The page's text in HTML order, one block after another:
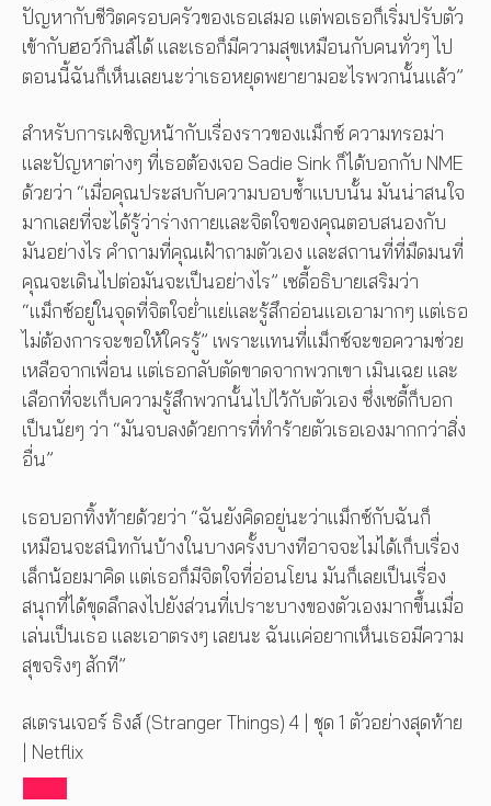
ปัญหากับชีวิตครอบครัวของเธอเสมอ แต่พอเธอก็เริ่มปรับตัว
เข้ากับฮอว์กินส์ได้ และเธอก็มีความสุขเหมือนกับคนทั่วๆ ไป
ตอนนี้ฉันก็เห็นเลยนะว่าเธอหยุดพยายามอะไรพวกนั้นแล้ว”
สำหรับการเผชิญหน้ากับเรื่องราวของแม็กซ์ ความทรอม่า
และปัญหาต่างๆ ที่เธอต้องเจอ Sadie Sink ก็ได้บอกกับ NME
ด้วยว่า “เมื่อคุณประสบกับความบอบช้ำแบบนั้น มันน่าสนใจ
มากเลยที่จะได้รู้ว่าร่างกายและจิตใจของคุณตอบสนองกับ
มันอย่างไร คำถามที่คุณเฝ้าถามตัวเอง และสถานที่ที่มืดมนที่
คุณจะเดินไปต่อมันจะเป็นอย่างไร” เซดี้อธิบายเสริมว่า
“แม็กซ์อยู่ในจุดที่จิตใจย่ำแย่และรู้สึกอ่อนแอเอามากๆ แต่เธอ
ไม่ต้องการจะขอให้ใครรู้” เพราะแทนที่แม็กซ์จะขอความช่วย
เหลือจากเพื่อน แต่เธอกลับตัดขาดจากพวกเขา เมินเฉย และ
เลือกที่จะเก็บความรู้สึกพวกนั้นไปไว้กับตัวเอง ซึ่งเซดี้ก็บอก
เป็นนัยๆ ว่า “มันจบลงด้วยการที่ทำร้ายตัวเธอเองมากกว่าสิ่ง
อื่น”
เธอบอกทิ้งท้ายด้วยว่า “ฉันยังคิดอยู่นะว่าแม็กซ์กับฉันก็
เหมือนจะสนิทกันบ้างในบางครั้งบางทีอาจจะไม่ได้เก็บเรื่อง
เล็กน้อยมาคิด แต่เธอก็มีจิตใจที่อ่อนโยน มันก็เลยเป็นเรื่อง
สนุกที่ได้ขุดลึกลงไปยังส่วนที่เปราะบางของตัวเองมากขึ้นเมื่อ
เล่นเป็นเธอ และเอาตรงๆ เลยนะ ฉันแค่อยากเห็นเธอมีความ
สุขจริงๆ สักที”
สเตรนเจอร์ ธิงส์ (Stranger Things) 4 | ชุด 1 ตัวอย่างสุดท้าย
| Netflix